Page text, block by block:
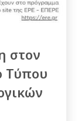
στον
Τύπου